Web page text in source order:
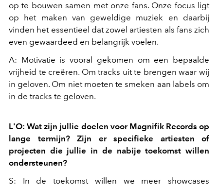
op te bouwen samen met onze fans. Onze focus ligt
op het maken van geweldige muziek en daarbij
vinden het essentieel dat zowel artiesten als fans zich
even gewaardeed en belangrijk voelen.
A: Motivatie is vooral gekomen om een bepaalde
vrijheid te creëren. Om tracks uit te brengen waar wij
in geloven. Om niet moeten te smeken aan labels om
in de tracks te geloven.
L'O: Wat zijn jullie doelen voor Magnifik Records op
lange termijn? Zijn er specifieke artiesten of
projecten die jullie in de nabije toekomst willen
ondersteunen?
S: In de toekomst willen we meer showcases